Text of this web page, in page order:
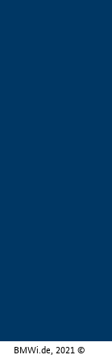
BMWi.de, 2021 ©